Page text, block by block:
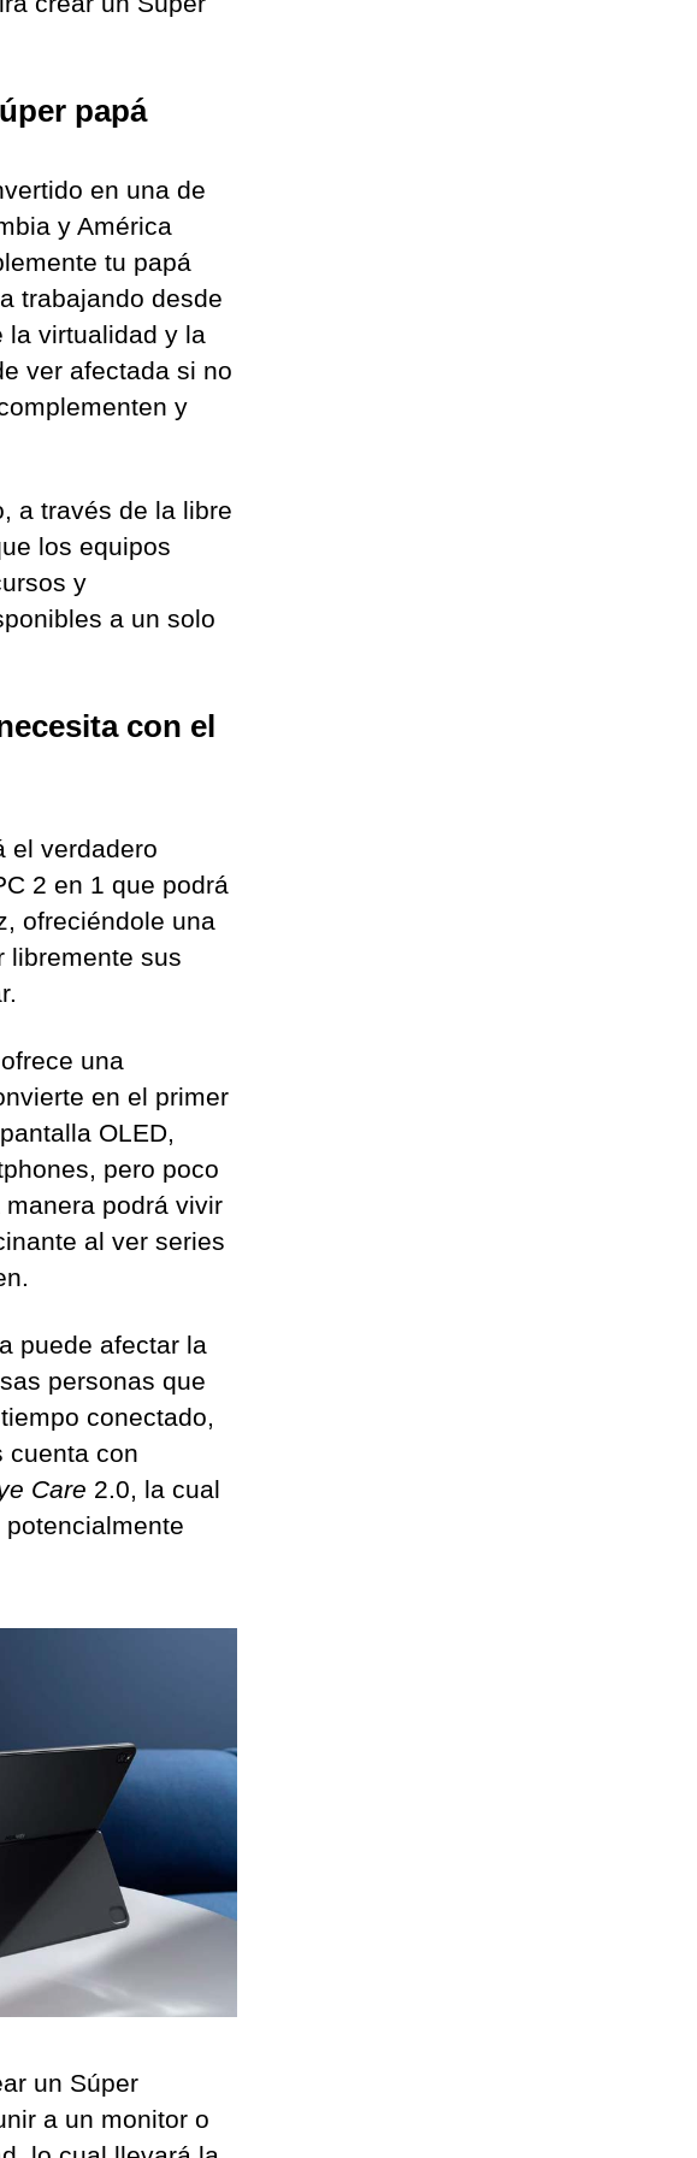
papá
en una de
y América
tu papá
trabajando desde
la virtualidad y la
ver afectada si no
y
a través de la libre
los equipos
y
a un solo
con el
el verdadero
2 en 1 que podrá
ofreciéndole una
libremente sus
una
en el primer
OLED,
pero poco
podrá vivir
al ver series
puede afectar la
personas que
conectado,
cuenta con
Care 2.0, la cual
un Súper
a un monitor o